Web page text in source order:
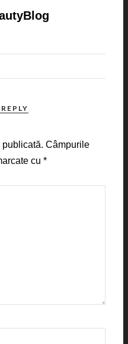
publicată. Câmpurile
cu*